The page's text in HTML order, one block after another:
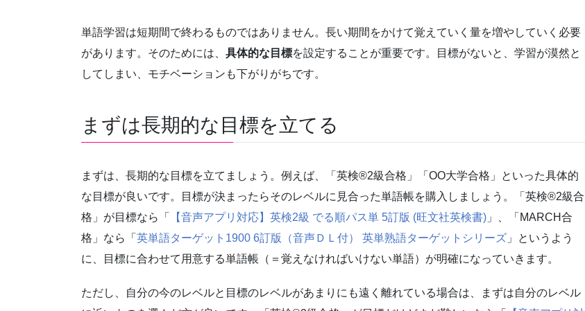
単語学習は短期間で終わるものではありません。長い期間をかけて覚えていく量を増やしていく必要
があります。そのためには、 具体的な目標を設定することが重要です。目標がないと、学習が漠然と
してしまい、モチベーションも下がりがちです。
まずは長期的な目標を立てる
まずは、長期的な目標を立てましょう。例えば、「英検®2級合格」「OO大学合格」といった具体的
な目標が良いです。目標が決まったらそのレベルに見合った単語帳を購入しましょう。「英検®2級合
格」が目標なら「
【音声アプリ対応】英検2級 でる順パス単 5訂版 (旺文社英検書) 」、「MARCH合
格」なら「 英単語ターゲット1900 6訂版（音声ＤＬ付） 英単熟語ターゲットシリーズ 」というよう
に、目標に合わせて用意する単語帳（＝覚えなければいけない単語）が明確になっていきます。
ただし、自分の今のレベルと目標のレベルがあまりにも遠く離れている場合は、まずは自分のレベル